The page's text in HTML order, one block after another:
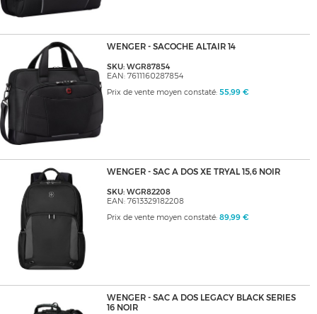
WENGER - SACOCHE ALTAIR 14
SKU: WGR87854
EAN: 7611160287854
Prix de vente moyen constaté: 55,99 €
WENGER - SAC A DOS XE TRYAL 15,6 NOIR
SKU: WGR82208
EAN: 7613329182208
Prix de vente moyen constaté: 89,99 €
WENGER - SAC A DOS LEGACY BLACK SERIES
16 NOIR